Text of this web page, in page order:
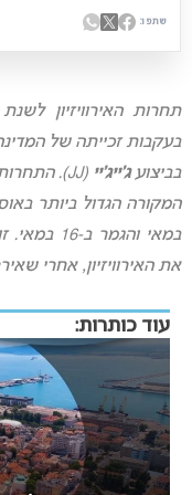
שתפו:
בביצועג’ייג’יי
במאי
את האירוויזיון, אחרי שאירחה
עוד כותרות: